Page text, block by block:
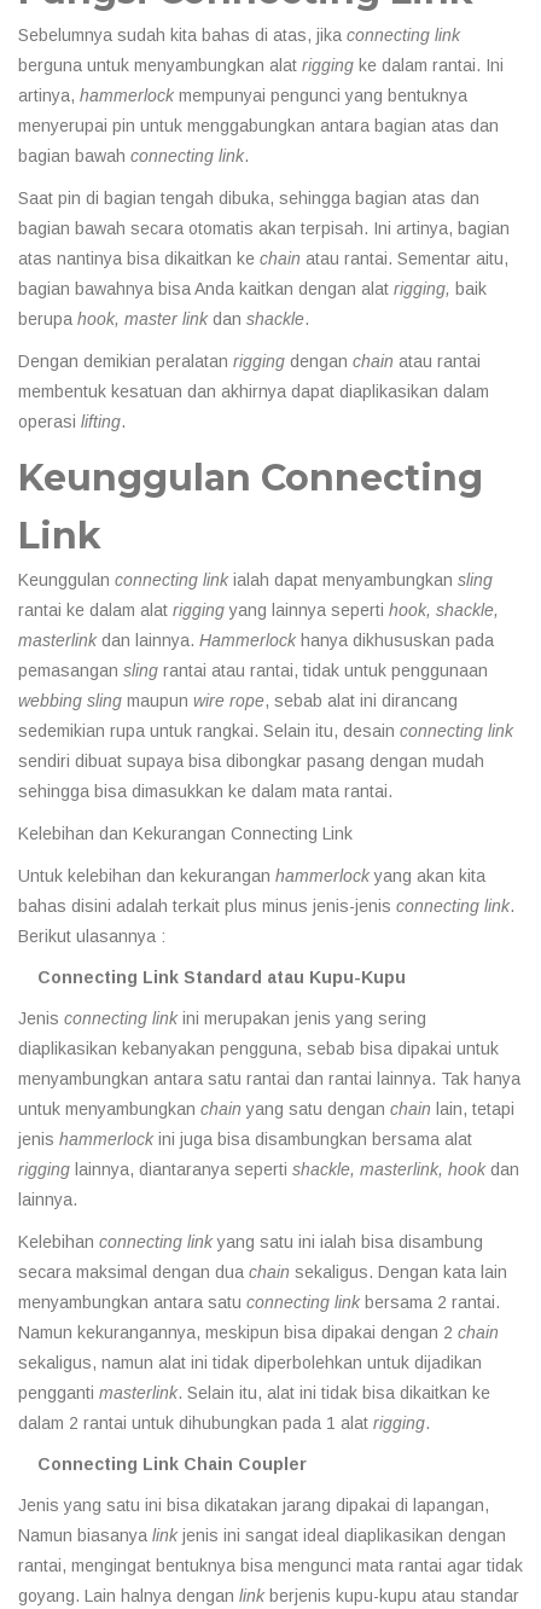
Sebelumnya sudah kita bahas di atas, jika connecting link
berguna untuk menyambungkan alat rigging ke dalam rantai. Ini
artinya, hammerlock mempunyai pengunci yang bentuknya
menyerupai pin untuk menggabungkan antara bagian atas dan
bagian bawah connecting link.
Saat pin di bagian tengah dibuka, sehingga bagian atas dan
bagian bawah secara otomatis akan terpisah. Ini artinya, bagian
atas nantinya bisa dikaitkan ke chain atau rantai. Sementar aitu,
bagian bawahnya bisa Anda kaitkan dengan alat rigging, baik
berupa hook, master link dan shackle.
Dengan demikian peralatan rigging dengan chain atau rantai
membentuk kesatuan dan akhirnya dapat diaplikasikan dalam
operasi lifting.
Keunggulan Connecting
Link
Keunggulan connecting link ialah dapat menyambungkan sling
rantai ke dalam alat riggingyang lainnya seperti hook, shackle,
masterlink dan lainnya. Hammerlock hanya dikhususkan pada
pemasangan sling rantai atau rantai, tidak untuk penggunaan
webbing sling maupun wire rope, sebab alat ini dirancang
sedemikian rupa untuk rangkai. Selain itu, desain connecting link
sendiri dibuat supaya bisa dibongkar pasang dengan mudah
sehingga bisa dimasukkan ke dalam mata rantai.
Kelebihan dan Kekurangan Connecting Link
Untuk kelebihan dan kekurangan hammerlock yang akan kita
bahas disini adalah terkait plus minus jenis-jenis connecting link.
Berikut ulasannya :
Connecting Link Standard atau Kupu-Kupu
Jenis connecting link ini merupakan jenis yang sering
diaplikasikan kebanyakan pengguna, sebab bisa dipakai untuk
menyambungkan antara satu rantai dan rantai lainnya. Tak hanya
untuk menyambungkan chain yang satu dengan chain lain, tetapi
jenis hammerlock ini juga bisa disambungkan bersama alat
rigging lainnya, diantaranya seperti shackle, masterlink, hook dan
lainnya.
Kelebihan connecting linkyang satu ini ialah bisa disambung
secara maksimal dengan dua chain sekaligus. Dengan kata lain
menyambungkan antara satu connecting link bersama 2 rantai.
Namun kekurangannya, meskipun bisa dipakai dengan 2 chain
sekaligus, namun alat ini tidak diperbolehkan untuk dijadikan
pengganti masterlink. Selain itu, alat ini tidak bisa dikaitkan ke
dalam 2 rantai untuk dihubungkan pada 1 alat rigging.
Connecting Link Chain Coupler
Jenis yang satu ini bisa dikatakan jarang dipakai di lapangan,
Namun biasanya link jenis ini sangat ideal diaplikasikan dengan
rantai, mengingat bentuknya bisa mengunci mata rantai agar tidak
goyang. Lain halnya dengan link berjenis kupu-kupu atau standar